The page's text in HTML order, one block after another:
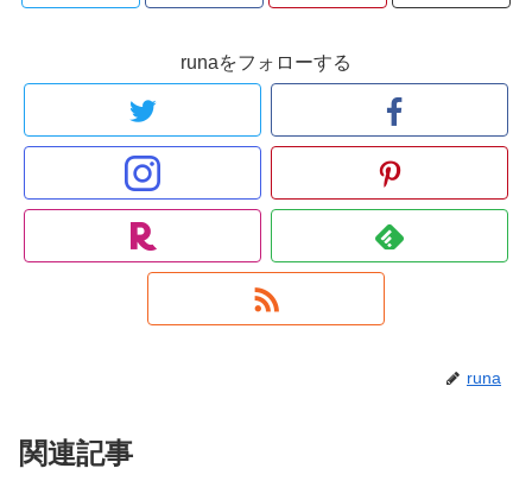
runaをフォローする
runa
関連記事